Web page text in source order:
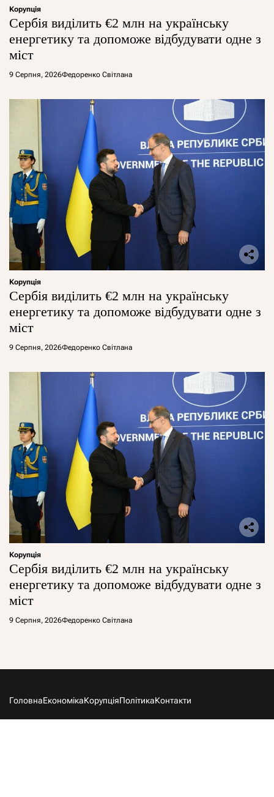
Корупція
Сербія виділить €2 млн на українську
енергетику та допоможе відбудувати одне з
міст
9 Серпня, 2026Федоренко Світлана
Корупція
Сербія виділить €2 млн на українську
енергетику та допоможе відбудувати одне з
міст
9 Серпня, 2026Федоренко Світлана
Корупція
Сербія виділить €2 млн на українську
енергетику та допоможе відбудувати одне з
міст
9 Серпня, 2026Федоренко Світлана
ГоловнаЕкономікаКорупціяПолітикаКонтакти